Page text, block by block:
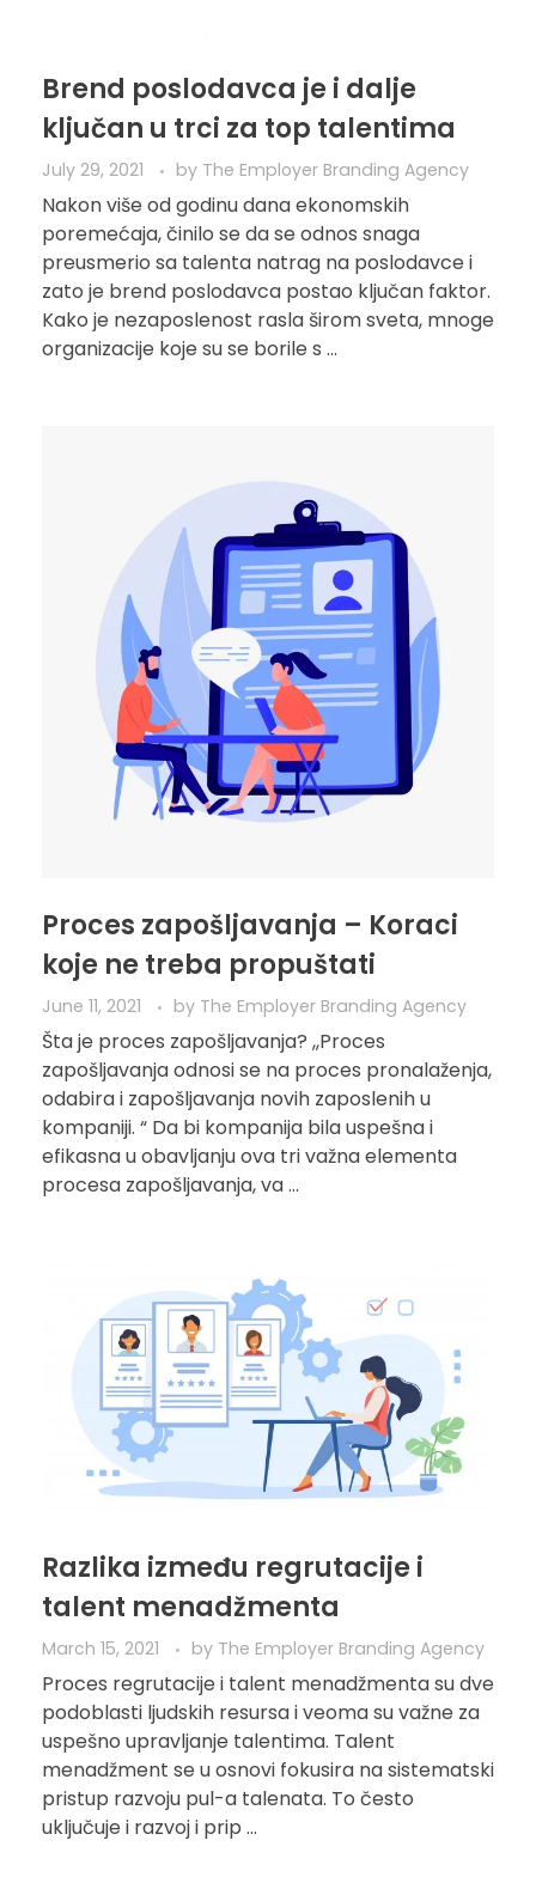
Brend poslodavca je i dalje
ključan u trci za top talentima
July 29, 2021 by The Employer Branding Agency
Nakon više od godinu dana ekonomskih
poremećaja, činilo se da se odnos snaga
preusmerio sa talenta natrag na poslodavce i
zato je brend poslodavca postao ključan faktor.
Kako je nezaposlenost rasla širom sveta, mnoge
organizacije koje su se borile s ...
Proces zapošljavanja – Koraci
koje ne treba propuštati
June 11, 2021 by The Employer Branding Agency
Šta je proces zapošljavanja? ,,Proces
zapošljavanja odnosi se na proces pronalaženja,
odabira i zapošljavanja novih zaposlenih u
kompaniji. “ Da bi kompanija bila uspešna i
efikasna u obavljanju ova tri važna elementa
procesa zapošljavanja, va ...
Razlika između regrutacije i
talent menadžmenta
March 15, 2021 by The Employer Branding Agency
Proces regrutacije i talent menadžmenta su dve
podoblasti ljudskih resursa i veoma su važne za
uspešno upravljanje talentima. Talent
menadžment se u osnovi fokusira na sistematski
pristup razvoju pul-a talenata. To često
uključuje i razvoj i prip ...